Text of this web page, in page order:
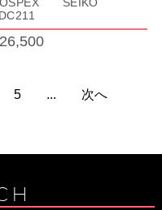
5 ... 次へ